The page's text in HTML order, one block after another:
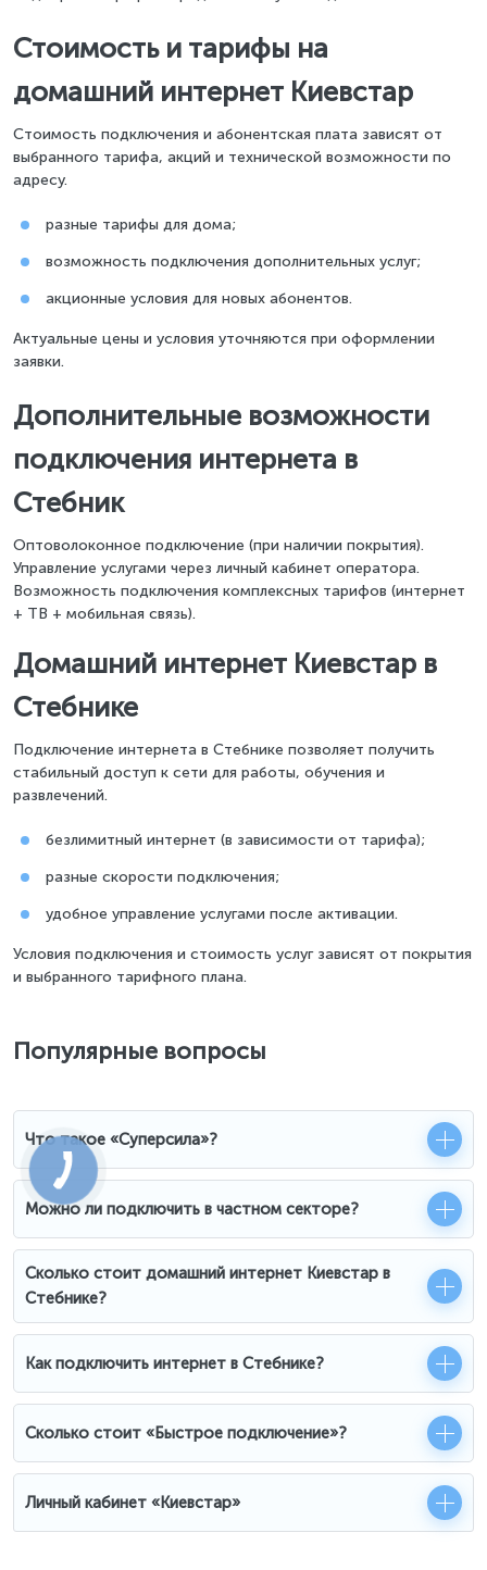
Стоимость и тарифы на
домашний интернет Киевстар
Стоимость подключения и абонентская плата зависят от
выбранного тарифа, акций и технической возможности по
адресу.
разные тарифы для дома;
возможность подключения дополнительных услуг;
акционные условия для новых абонентов.
Актуальные цены и условия уточняются при оформлении
заявки.
Дополнительные возможности
подключения интернета в
Стебник
Оптоволоконное подключение (при наличии покрытия).
Управление услугами через личный кабинет оператора.
Возможность подключения комплексных тарифов (интернет
+ ТВ + мобильная связь).
Домашний интернет Киевстар в
Стебнике
Подключение интернета в Стебнике позволяет получить
стабильный доступ к сети для работы, обучения и
развлечений.
безлимитный интернет (в зависимости от тарифа);
разные скорости подключения;
удобное управление услугами после активации.
Условия подключения и стоимость услуг зависят от покрытия
и выбранного тарифного плана.
Популярные вопросы
Что такое «Суперсила»?
Можно ли подключить в частном секторе?
Сколько стоит домашний интернет Киевстар в
Стебнике?
Как подключить интернет в Стебнике?
Сколько стоит «Быстрое подключение»?
Личный кабинет «Киевстар»